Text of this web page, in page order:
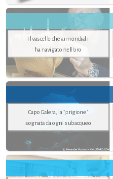
Il vascello che ai mondiali
ha navigato nell’oro
Capo Galera, la "prigione"
sognata da ogni subacqueo